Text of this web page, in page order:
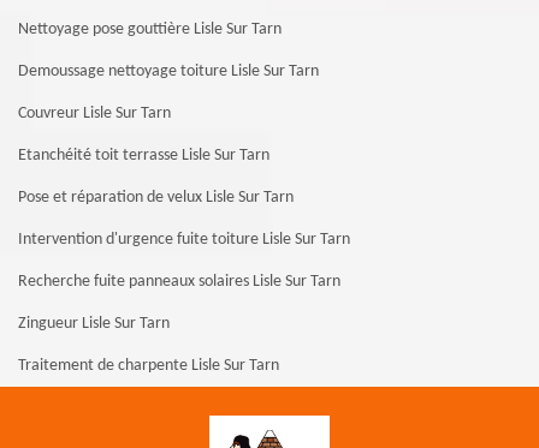
Nettoyage pose gouttière Lisle Sur Tarn
Demoussage nettoyage toiture Lisle Sur Tarn
Couvreur Lisle Sur Tarn
Etanchéité toit terrasse Lisle Sur Tarn
Pose et réparation de velux Lisle Sur Tarn
Intervention d'urgence fuite toiture Lisle Sur Tarn
Recherche fuite panneaux solaires Lisle Sur Tarn
Zingueur Lisle Sur Tarn
Traitement de charpente Lisle Sur Tarn